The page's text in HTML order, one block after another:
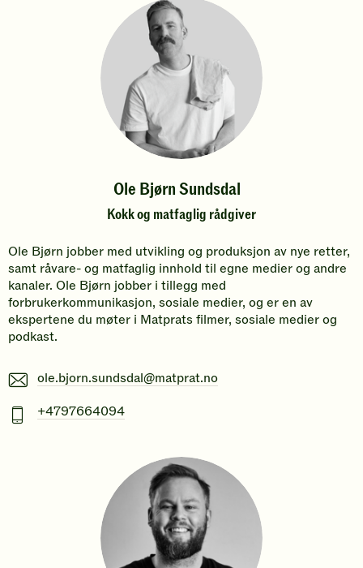
Ole Bjørn Sundsdal
Kokk og matfaglig rådgiver
Ole Bjørn jobber med utvikling og produksjon av nye retter,
samt råvare- og matfaglig innhold til egne medier og andre
kanaler. Ole Bjørn jobber i tillegg med
forbrukerkommunikasjon, sosiale medier, og er en av
ekspertene du møter i Matprats filmer, sosiale medier og
podkast.
E-
ole.bjorn.sundsdal@matprat.no
Mobiltelefonnummer
+4797664094